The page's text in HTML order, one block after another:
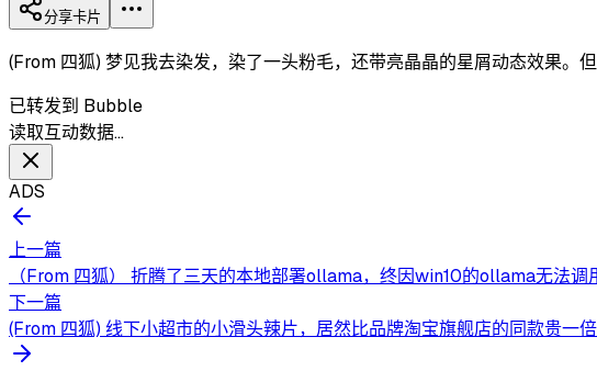
分享卡片
(From 四狐) 梦见我去染发，染了一头粉毛，还带亮晶晶的星屑动态效果。
已转发到 Bubble
读取互动数据…
ADS
上一篇
（From 四狐） 折腾了三天的本地部署ollama，终因win10的ollama无法调
下一篇
(From 四狐) 线下小超市的小滑头辣片，居然比品牌淘宝旗舰店的同款贵一